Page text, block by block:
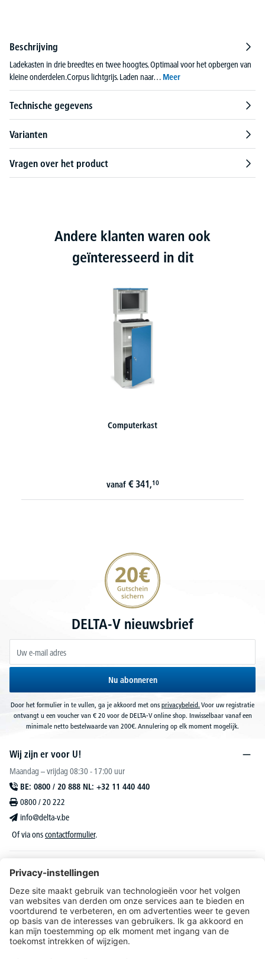
Beschrijving
Ladekasten in drie breedtes en twee hoogtes. Optimaal voor het opbergen van
kleine onderdelen.Corpus lichtgrijs. Laden naar… Meer
Technische gegevens
Varianten
Vragen over het product
Andere klanten waren ook
geïnteresseerd in dit
20€ korting verzekeren
DELTA-V nieuwsbrief
Nu abonneren
Door het formulier in te vullen, ga je akkoord met ons privacybeleid. Voor uw registratie
ontvangt u een voucher van € 20 voor de DELTA-V online shop. Inwisselbaar vanaf een
minimale netto bestelwaarde van 200€. Annulering op elk moment mogelijk.
Wij zijn er voor U!
Maandag – vrijdag 08:30 - 17:00 uur
BE: 0800 / 20 888 NL: +32 11 440 440
0800 / 20 222
info@delta-v.be
Of via onscontactformulier.
DELTA-V Lucas
Klantenservice
Over DELTA-V